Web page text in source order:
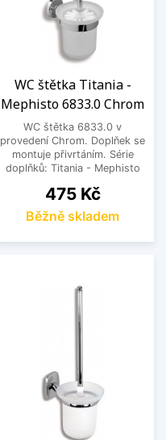
WC štětka Titania -
Mephisto 6833.0 Chrom
WC štětka 6833.0 v
provedení Chrom. Doplňek se
montuje přivrtáním. Série
doplňků: Titania - Mephisto
Cena
475 Kč
Běžně skladem